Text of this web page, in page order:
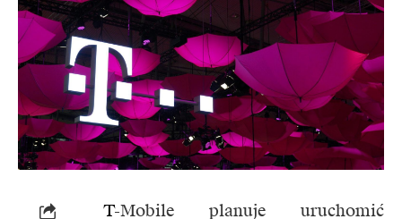
T-Mobile planuje uruchomić